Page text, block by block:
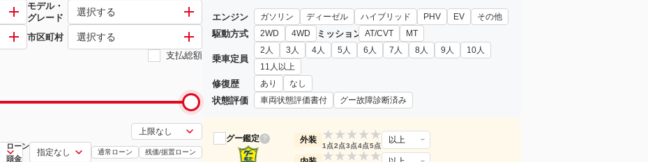
モデル・
グレード
選択する
市区町村 選択する
支払総額
ローン
頭金
通常ローン 残価/据置ローン
エンジン ガソリン ディーゼル ハイブリッド PHV EV その他
駆動方式 2WD 4WD ミッション AT/CVT MT
乗車定員
2人 3人 4人 5人 6人 7人 8人 9人
10人
11人以上
修復歴 あり なし
状態評価 車両状態評価書付 グー故障診断済み
グー鑑定 ? 外装 ★
1点
★
2点
★
3点
★
4点
★
5点
以上
★ ★ ★ ★ ★